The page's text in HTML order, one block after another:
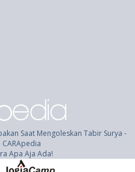
Saat Mengoleskan Tabir Surya -
CARApedia
Apa Aja Ada!